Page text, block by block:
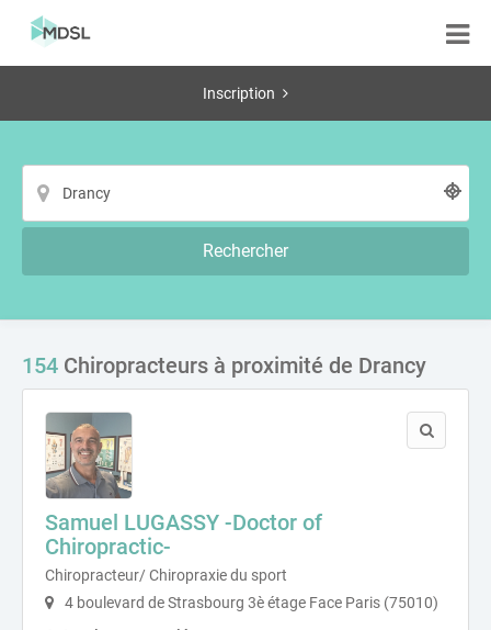
Inscription
Rechercher
154 Chiropracteurs à proximité de Drancy
Samuel LUGASSY -Doctor of
Chiropractic-
Chiropracteur/ Chiropraxie du sport
4 boulevard de Strasbourg 3è étage Face Paris (75010)